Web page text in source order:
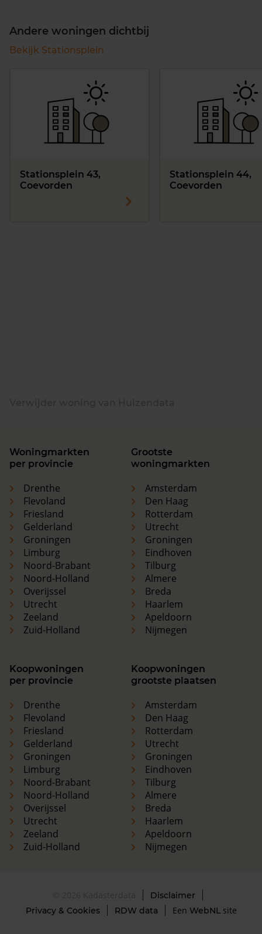
Andere woningen dichtbij
Bekijk Stationsplein
Stationsplein 43,
Coevorden
Stationsplein 44,
Coevorden
Woningmarkten
per provincie
Drenthe
Flevoland
Friesland
Gelderland
Groningen
Limburg
Noord-Brabant
Noord-Holland
Overijssel
Utrecht
Zeeland
Zuid-Holland
Grootste
woningmarkten
Amsterdam
Den Haag
Rotterdam
Utrecht
Groningen
Eindhoven
Tilburg
Almere
Breda
Haarlem
Apeldoorn
Nijmegen
Koopwoningen
per provincie
Drenthe
Flevoland
Friesland
Gelderland
Groningen
Limburg
Noord-Brabant
Noord-Holland
Overijssel
Utrecht
Zeeland
Zuid-Holland
Koopwoningen
grootste plaatsen
Amsterdam
Den Haag
Rotterdam
Utrecht
Groningen
Eindhoven
Tilburg
Almere
Breda
Haarlem
Apeldoorn
Nijmegen
Disclaimer
Privacy & Cookies
RDW data Een WebNLsite